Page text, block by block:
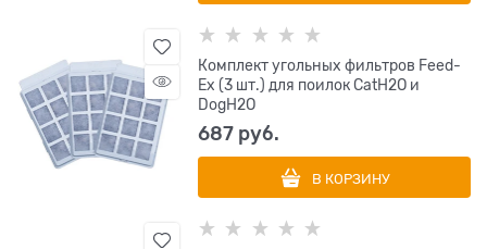
Комплект угольных фильтров Feed-
Ex (3 шт.) для поилок CatH2O и
DogH2O
687 руб.
В КОРЗИНУ